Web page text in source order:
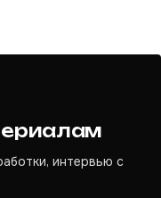
интервью с